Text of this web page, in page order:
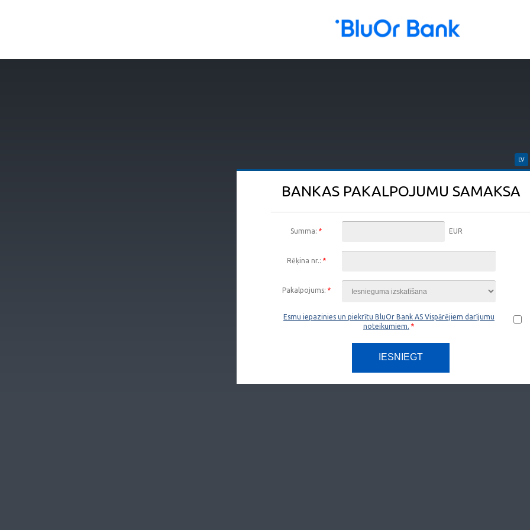
LV
BANKAS PAKALPOJUMU SAMAKSA
Summa: * EUR
Rēķina nr.: *
Pakalpojums: *
Esmu iepazinies un piekrītu BluOr Bank AS Vispārējiem darījumu
noteikumiem. *
IESNIEGT